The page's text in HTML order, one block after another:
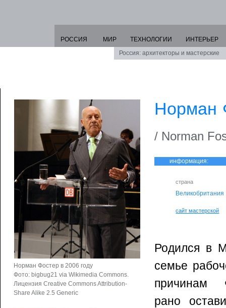
РОССИЯ МИР ТЕХНОЛОГИИ
ИНТЕРЬЕР
Россия: архитекторы и мастерские
Норман Фостер в 2006 году
Фото: bigbug21 via Wikimedia Commons.
Лицензия Creative Commons Attribution-
Share Alike 2.5 Generic
Норман
/ Norman
информация:
страна
Великобритания
сайт мастерской
Родился в
семье
причинам
рано